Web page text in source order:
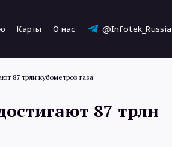
Карты О нас @Infotek_Russia
87 трлн кубометров газа
87 трлн